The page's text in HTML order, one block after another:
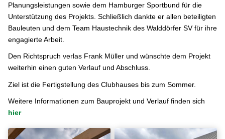
Planungsleistungen sowie dem Hamburger Sportbund für die
Unterstützung des Projekts. Schließlich dankte er allen beteiligten
Bauleuten und dem Team Haustechnik des Walddörfer SV für ihre
engagierte Arbeit.
Den Richtspruch verlas Frank Müller und wünschte dem Projekt
weiterhin einen guten Verlauf und Abschluss.
Ziel ist die Fertigstellung des Clubhauses bis zum Sommer.
Weitere Informationen zum Bauprojekt und Verlauf finden sich
hier